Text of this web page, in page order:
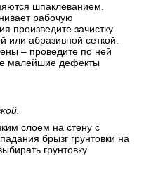
шпаклеванием.
рабочую
произведите зачистку
или абразивной сеткой.
– проведите по ней
малейшие дефекты
слоем на стену с
брызг грунтовки на
грунтовку